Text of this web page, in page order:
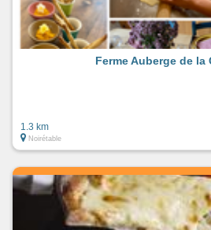
Ferme Auberge de la
1.3 km
Noirétable